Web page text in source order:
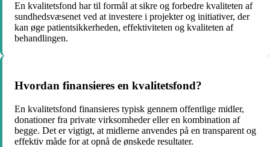
En kvalitetsfond har til formål at sikre og forbedre kvaliteten af
sundhedsvæsenet ved at investere i projekter og initiativer, der
kan øge patientsikkerheden, effektiviteten og kvaliteten af
behandlingen.
Hvordan finansieres en kvalitetsfond?
En kvalitetsfond finansieres typisk gennem offentlige midler,
donationer fra private virksomheder eller en kombination af
begge. Det er vigtigt, at midlerne anvendes på en transparent og
effektiv måde for at opnå de ønskede resultater.